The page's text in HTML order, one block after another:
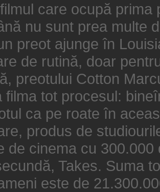
care ocupă
nu sunt prea multe
preot ajunge în
de rutină, doar
preotului Cotton
filma tot procesul:
ca pe roate în
produs de
de cinema cu
Takes. Suma
este de